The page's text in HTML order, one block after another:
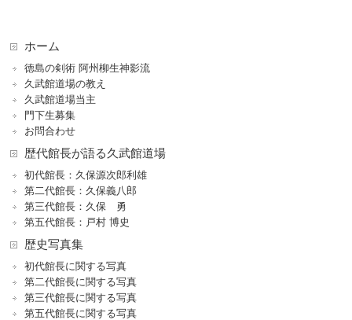
ホーム
徳島の剣術 阿州柳生神影流
久武館道場の教え
久武館道場当主
門下生募集
お問合わせ
歴代館長が語る久武館道場
初代館長：久保源次郎利雄
第二代館長：久保義八郎
第三代館長：久保 勇
第五代館長：戸村 博史
歴史写真集
初代館長に関する写真
第二代館長に関する写真
第三代館長に関する写真
第五代館長に関する写真